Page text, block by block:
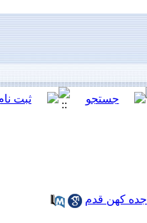
کهن قدم